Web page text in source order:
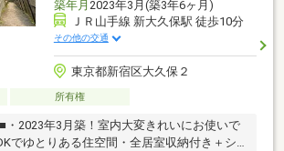
築年月 2023年3月(築3年6ヶ月)
ＪＲ山手線 新大久保駅 徒歩10分
その他の交通
東京都新宿区大久保２
所有権
・2023年3月築！室内大変きれいにお使いで
でゆとりある住空間・全居室収納付き＋シ